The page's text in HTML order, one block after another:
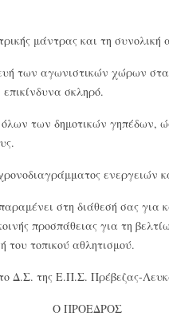
μάντρας και τη
των αγωνιστικών χώρων
σκληρό.
των δημοτικών γηπέδων,
ενεργειών
στη διάθεσή σας για
προσπάθειας για τη
τοπικού αθλητισμού.
Δ.Σ. της Ε.Π.Σ. Πρέβεζας-
Ο ΠΡΟΕΔΡΟΣ